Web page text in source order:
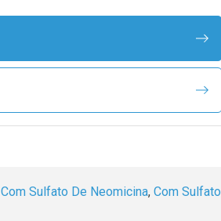
Com Sulfato De Neomicina, Com Sulfato